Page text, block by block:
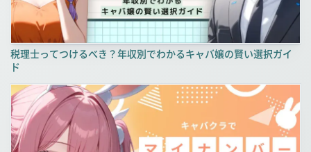
税理士ってつけるべき？年収別でわかるキャバ嬢の賢い選択ガイ
ド